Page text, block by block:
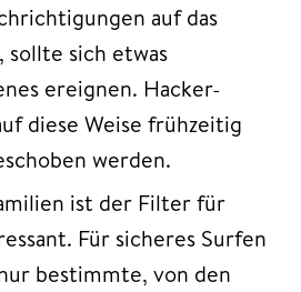
auf das
sollte sich etwas
ereignen. Hacker-
diese Weise frühzeitig
werden.
ist der Filter für
Für sicheres Surfen
bestimmte, von den